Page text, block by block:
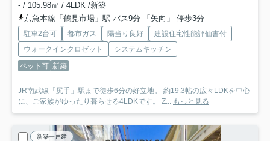
- / 105.98㎡ / 4LDK /新築
京急本線「鶴見市場」駅 バス9分 「矢向」 停歩3分
駐車2台可 都市ガス 陽当り良好
建設住宅性能評価書付
ウォークインクロゼット
システムキッチン
ペット可 新築
JR南武線「尻手」駅まで徒歩6分の好立地。 約19.3帖の広々LDKを中心
に、ご家族がゆったり暮らせる4LDKです。 Z... もっと見る
新築一戸建